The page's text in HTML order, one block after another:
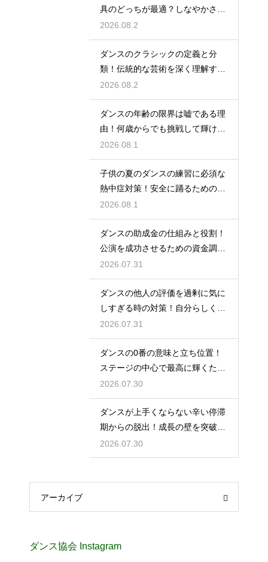
具のどっちが最適？しなやかさを
保つ秘訣
2026.08.2
ダンスのクラシックの定義と分
類！伝統的な芸術を深く理解する
ための鍵
2026.08.2
ダンスの年齢の限界は嘘である理
由！何歳からでも挑戦して輝ける
という事実
2026.08.1
子供の夏のダンスの練習に必須な
熱中症対策！安全に踊るためのポ
イント
2026.08.1
ダンスの助成金の仕組みと役割！
公演を成功させるための資金調達
のノウハウ
2026.07.31
ダンスの他人の評価を過剰に気に
しすぎる時の対策！自分らしく踊
るには
2026.07.31
ダンスの0番の意味と立ち位置！
ステージの中心で最高に輝くため
の心得
2026.07.30
ダンスが上手くならない辛い停滞
期からの脱出！成長の壁を突破す
る秘訣
2026.07.30
アーカイブ
ダンス協会 Instagram